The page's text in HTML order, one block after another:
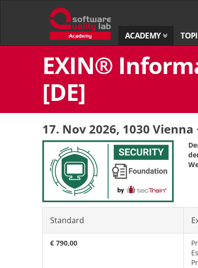
Skip
Go
to
homepage
ACADEMY
EXIN®
[DE]
17. Nov 2026, 1030
Standard
€ 790,00